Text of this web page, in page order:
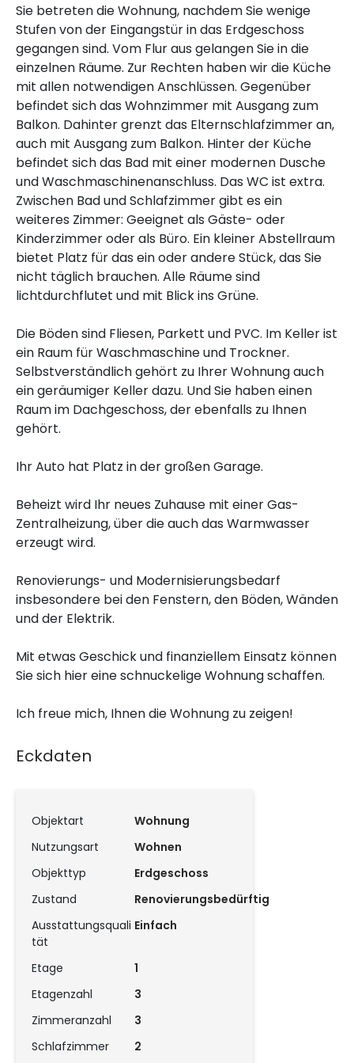
Sie betreten die Wohnung, nachdem Sie wenige
Stufen von der Eingangstür in das Erdgeschoss
gegangen sind. Vom Flur aus gelangen Sie in die
einzelnen Räume. Zur Rechten haben wir die Küche
mit allen notwendigen Anschlüssen. Gegenüber
befindet sich das Wohnzimmer mit Ausgang zum
Balkon. Dahinter grenzt das Elternschlafzimmer an,
auch mit Ausgang zum Balkon. Hinter der Küche
befindet sich das Bad mit einer modernen Dusche
und Waschmaschinenanschluss. Das WC ist extra.
Zwischen Bad und Schlafzimmer gibt es ein
weiteres Zimmer: Geeignet als Gäste- oder
Kinderzimmer oder als Büro. Ein kleiner Abstellraum
bietet Platz für das ein oder andere Stück, das Sie
nicht täglich brauchen. Alle Räume sind
lichtdurchflutet und mit Blick ins Grüne.
Die Böden sind Fliesen, Parkett und PVC. Im Keller ist
ein Raum für Waschmaschine und Trockner.
Selbstverständlich gehört zu Ihrer Wohnung auch
ein geräumiger Keller dazu. Und Sie haben einen
Raum im Dachgeschoss, der ebenfalls zu Ihnen
gehört.
Ihr Auto hat Platz in der großen Garage.
Beheizt wird Ihr neues Zuhause mit einer Gas-
Zentralheizung, über die auch das Warmwasser
erzeugt wird.
Renovierungs- und Modernisierungsbedarf
insbesondere bei den Fenstern, den Böden, Wänden
und der Elektrik.
Mit etwas Geschick und finanziellem Einsatz können
Sie sich hier eine schnuckelige Wohnung schaffen.
Ich freue mich, Ihnen die Wohnung zu zeigen!
Eckdaten
Objektart
Wohnung
Nutzungsart
Wohnen
Objekttyp
Erdgeschoss
Zustand
Renovierungsbedürftig
Ausstattungsquali
tät
Einfach
Etage
1
Etagenzahl
3
Zimmeranzahl
3
Schlafzimmer
2